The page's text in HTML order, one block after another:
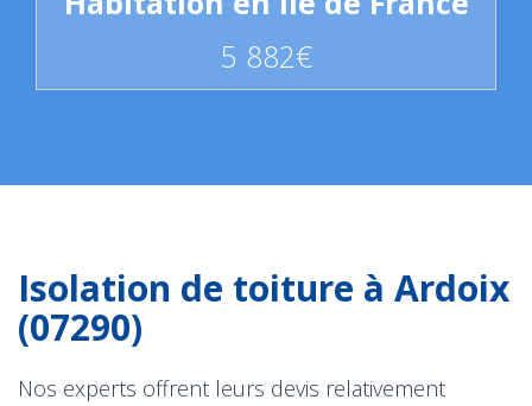
5 882€
Isolation de toiture à Ardoix
(07290)
Nos experts offrent leurs devis relativement